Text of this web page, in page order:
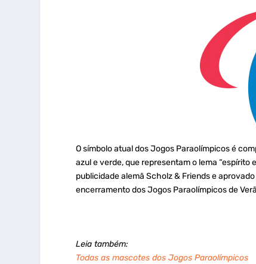
O símbolo atual dos Jogos Paraolímpicos é
azul e verde, que representam o lema “espírito
publicidade alemã Scholz & Friends e
encerramento dos Jogos Paraolímpicos de
Leia também:
Todas as mascotes dos Jogos Paraolímpicos